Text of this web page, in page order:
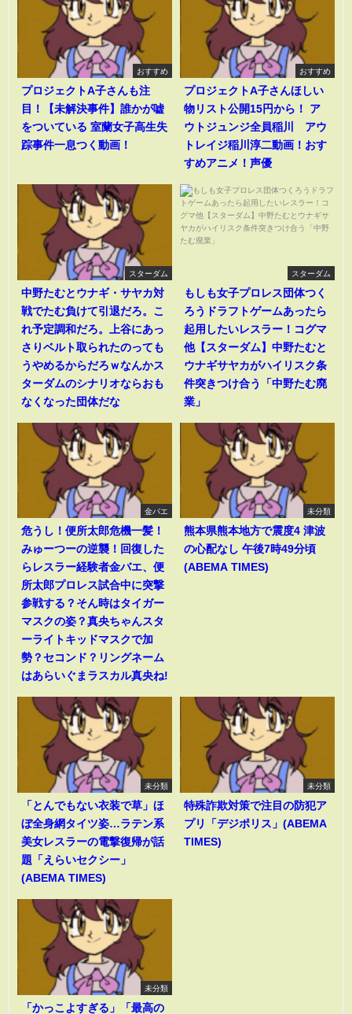
おすすめ
プロジェクトA子さんも注
目！【未解決事件】誰かが嘘
をついている 室蘭女子高生失
踪事件一息つく動画！
おすすめ
プロジェクトA子さんほしい
物リスト公開15円から！ ア
ウトジュンジ全員稲川 アウ
トレイジ稲川淳二動画！おす
すめアニメ！声優
スターダム
中野たむとウナギ・サヤカ対
戦でたむ負けて引退だろ。こ
れ予定調和だろ。上谷にあっ
さりベルト取られたのっても
うやめるからだろｗなんかス
ターダムのシナリオならおも
なくなった団体だな
スターダム
もしも女子プロレス団体つく
ろうドラフトゲームあったら
起用したいレスラー！コグマ
他【スターダム】中野たむと
ウナギサヤカがハイリスク条
件突きつけ合う「中野たむ廃
業」
金バエ
危うし！便所太郎危機一髪！
みゅーつーの逆襲！回復した
らレスラー経験者金バエ、便
所太郎プロレス試合中に突撃
参戦する？そん時はタイガー
マスクの姿？真央ちゃんスタ
ーライトキッドマスクで加
勢？セコンド？リングネーム
はあらいぐまラスカル真央ね!
未分類
熊本県熊本地方で震度4 津波
の心配なし 午後7時49分頃
(ABEMA TIMES)
未分類
「とんでもない衣装で草」ほ
ぼ全身網タイツ姿…ラテン系
美女レスラーの電撃復帰が話
題「えらいセクシー」
(ABEMA TIMES)
未分類
特殊詐欺対策で注目の防犯ア
プリ「デジポリス」(ABEMA
TIMES)
未分類
「かっこよすぎる」「最高の